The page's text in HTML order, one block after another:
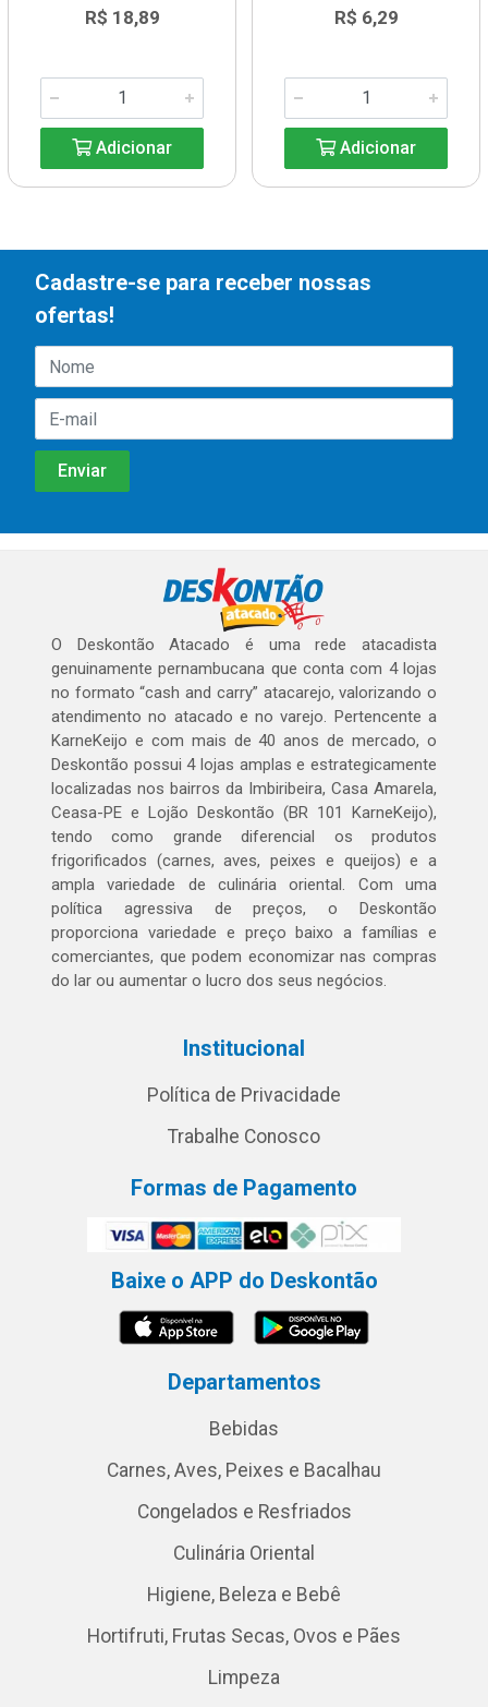
R$ 18,89
Adicionar
R$ 6,29
Adicionar
Cadastre-se para receber nossas
ofertas!
O Deskontão Atacado é uma rede atacadista
genuinamente pernambucana que conta com 4 lojas
no formato “cash and carry” atacarejo, valorizando o
atendimento no atacado e no varejo. Pertencente a
KarneKeijo e com mais de 40 anos de mercado, o
Deskontão possui 4 lojas amplas e estrategicamente
localizadas nos bairros da Imbiribeira, Casa Amarela,
Ceasa-PE e Lojão Deskontão (BR 101 KarneKeijo),
tendo como grande diferencial os produtos
frigorificados (carnes, aves, peixes e queijos) e a
ampla variedade de culinária oriental. Com uma
política agressiva de preços, o Deskontão
proporciona variedade e preço baixo a famílias e
comerciantes, que podem economizar nas compras
do lar ou aumentar o lucro dos seus negócios.
Institucional
Política de Privacidade
Trabalhe Conosco
Formas de Pagamento
Baixe o APP do Deskontão
Departamentos
Bebidas
Carnes, Aves, Peixes e Bacalhau
Congelados e Resfriados
Culinária Oriental
Higiene, Beleza e Bebê
Hortifruti, Frutas Secas, Ovos e Pães
Limpeza